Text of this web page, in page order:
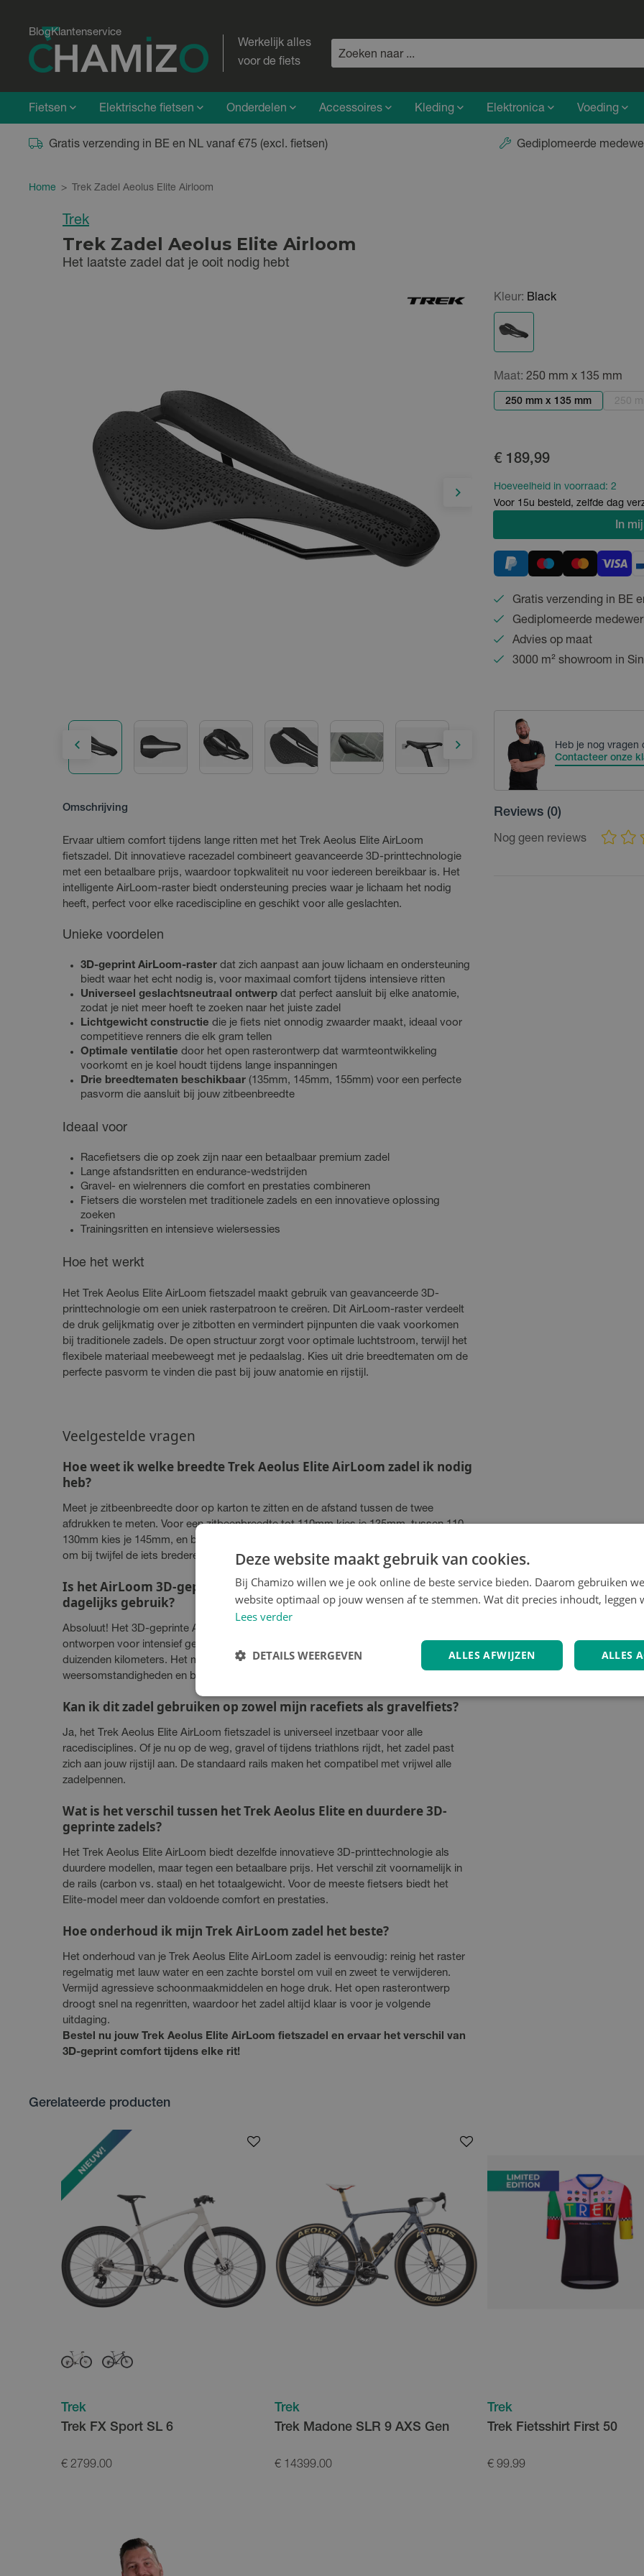
BlogKlantenservice
Werkelijk alles
voor de fiets
Fietsen Elektrische fietsen Onderdelen Accessoires Kleding Elektronica Voeding
Gratis verzending in BE en NL vanaf €75 (excl. fietsen) Gediplomeerde
Home > Trek Zadel Aeolus Elite Airloom
Trek
Trek Zadel Aeolus Elite Airloom
Het laatste zadel dat je ooit nodig hebt
Omschrijving
Ervaar ultiem comfort tijdens lange ritten met het Trek Aeolus Elite AirLoom
fietszadel. Dit innovatieve racezadel combineert geavanceerde 3D-printtechnologie
met een betaalbare prijs, waardoor topkwaliteit nu voor iedereen bereikbaar is. Het
intelligente AirLoom-raster biedt ondersteuning precies waar je lichaam het nodig
heeft, perfect voor elke racediscipline en geschikt voor alle geslachten.
Unieke voordelen
3D-geprint AirLoom-raster dat zich aanpast aan jouw lichaam en ondersteuning
biedt waar het echt nodig is, voor maximaal comfort tijdens intensieve ritten
Universeel geslachtsneutraal ontwerp dat perfect aansluit bij elke anatomie,
zodat je niet meer hoeft te zoeken naar het juiste zadel
Lichtgewicht constructie die je fiets niet onnodig zwaarder maakt, ideaal voor
competitieve renners die elk gram tellen
Optimale ventilatie door het open rasterontwerp dat warmteontwikkeling
voorkomt en je koel houdt tijdens lange inspanningen
Drie breedtematen beschikbaar (135mm, 145mm, 155mm) voor een perfecte
pasvorm die aansluit bij jouw zitbeenbreedte
Ideaal voor
Racefietsers die op zoek zijn naar een betaalbaar premium zadel
Lange afstandsritten en endurance-wedstrijden
Gravel- en wielrenners die comfort en prestaties combineren
Fietsers die worstelen met traditionele zadels en een innovatieve oplossing
zoeken
Trainingsritten en intensieve wielersessies
Hoe het werkt
Het Trek Aeolus Elite AirLoom fietszadel maakt gebruik van geavanceerde 3D-
printtechnologie om een uniek rasterpatroon te creëren. Dit AirLoom-raster verdeelt
de druk gelijkmatig over je zitbotten en vermindert pijnpunten die vaak voorkomen
bij traditionele zadels. De open structuur zorgt voor optimale luchtstroom, terwijl het
flexibele materiaal meebeweegt met je pedaalslag. Kies uit drie breedtematen om de
perfecte pasvorm te vinden die past bij jouw anatomie en rijstijl.
Veelgestelde vragen
Hoe weet ik welke breedte Trek Aeolus Elite AirLoom zadel ik nodig
heb?
Meet je zitbeenbreedte door op karton te zitten en de afstand tussen de twee
afdrukken te meten. Voor een zitbeenbreedte tot 110mm kies je 135mm, tussen 110-
130mm kies je 145mm, en boven 130mm kies je de 155mm variant. Trek raadt aan
om bij twijfel de iets bredere maat te kiezen voor optimaal comfort.
Is het AirLoom 3D-geprinte raster duurzaam genoeg voor
dagelijks gebruik?
Absoluut! Het 3D-geprinte AirLoom-raster van het Trek Aeolus Elite zadel is
ontworpen voor intensief gebruik en behoudt zijn vorm en ondersteuning ook na
duizenden kilometers. Het materiaal is bestand tegen verschillende
weersomstandigheden en biedt langdurige prestaties zonder in te zakken.
Kan ik dit zadel gebruiken op zowel mijn racefiets als gravelfiets?
Ja, het Trek Aeolus Elite AirLoom fietszadel is universeel inzetbaar voor alle
racedisciplines. Of je nu op de weg, gravel of tijdens triathlons rijdt, het zadel past
zich aan jouw rijstijl aan. De standaard rails maken het compatibel met vrijwel alle
zadelpennen.
Wat is het verschil tussen het Trek Aeolus Elite en duurdere 3D-
geprinte zadels?
Het Trek Aeolus Elite AirLoom biedt dezelfde innovatieve 3D-printtechnologie als
duurdere modellen, maar tegen een betaalbare prijs. Het verschil zit voornamelijk in
de rails (carbon vs. staal) en het totaalgewicht. Voor de meeste fietsers biedt het
Elite-model meer dan voldoende comfort en prestaties.
Hoe onderhoud ik mijn Trek AirLoom zadel het beste?
Het onderhoud van je Trek Aeolus Elite AirLoom zadel is eenvoudig: reinig het raster
regelmatig met lauw water en een zachte borstel om vuil en zweet te verwijderen.
Vermijd agressieve schoonmaakmiddelen en hoge druk. Het open rasterontwerp
droogt snel na regenritten, waardoor het zadel altijd klaar is voor je volgende
uitdaging.
Bestel nu jouw Trek Aeolus Elite AirLoom fietszadel en ervaar het verschil van
3D-geprint comfort tijdens elke rit!
Kleur: Black
Maat: 250 mm x 135 mm
250 mm x 135 mm 250
€ 189,99
Hoeveelheid in voorraad: 2
Voor 15u besteld, zelfde dag
In
Gratis verzending in BE
Gediplomeerde
Advies op maat
3000 m² showroom in
Heb je nog vragen
Contacteer onze
Reviews (0)
Nog geen reviews
Gerelateerde producten
Trek
Trek FX Sport SL 6
€ 2799.00
Trek
Trek Madone SLR 9 AXS Gen
€ 14399.00
Trek
Trek Fietsshirt First 50
€ 99.99
Deze website maakt gebruik van cookies.
Bij Chamizo willen we je ook online de beste service bieden. Daarom gebruiken
website optimaal op jouw wensen af te stemmen. Wat dit precies inhoudt, leggen
Lees verder
ALLES
ALLES AFWIJZEN
DETAILS WEERGEVEN